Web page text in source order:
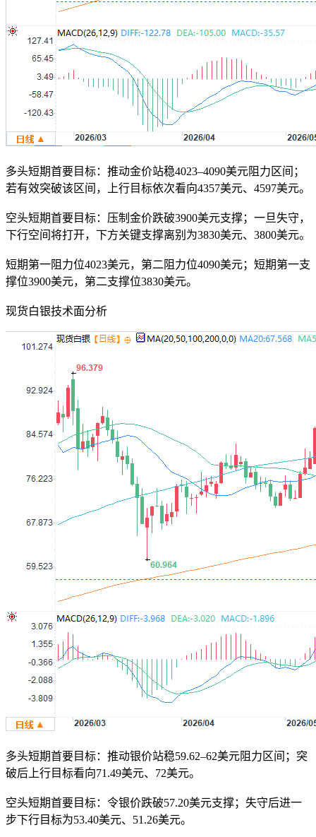
多头短期首要目标：推动金价站稳4023–4090美元阻力区间；
若有效突破该区间，上行目标依次看向4357美元、4597美元。
空头短期首要目标：压制金价跌破3900美元支撑；一旦失守，
下行空间将打开，下方关键支撑离别为3830美元、3800美元。
短期第一阻力位4023美元，第二阻力位4090美元；短期第一支
撑位3900美元，第二支撑位3830美元。
现货白银技术面分析
多头短期首要目标：推动银价站稳59.62–62美元阻力区间；突
破后上行目标看向71.49美元、72美元。
空头短期首要目标：令银价跌破57.20美元支撑；失守后进一
步下行目标为53.40美元、51.26美元。